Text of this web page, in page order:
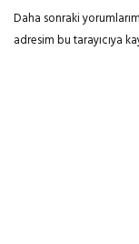
Daha sonraki
adresim bu tarayıcıya